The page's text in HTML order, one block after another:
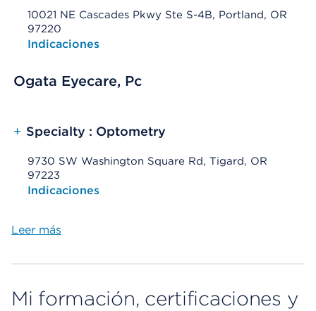
10021 NE Cascades Pkwy Ste S-4B, Portland, OR
97220
Opens native map application on mobile devices
Indicaciones
Ogata Eyecare, Pc
+ Specialty : Optometry
9730 SW Washington Square Rd, Tigard, OR
97223
Opens native map application on mobile devices
Indicaciones
Leer más
Mi formación, certificaciones y